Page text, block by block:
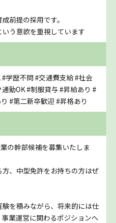
前提の採用です。
う意欲を重視しています
#学歴不問#交通費支給#社会
勤OK#制服貸与#昇給あり #
#第二新卒歓迎 #昇格あり
の幹部候補を募集いたしま
、中型免許をお持ちの方はぜ
を積みながら、将来的には仕
業運営に関わるポジションへ